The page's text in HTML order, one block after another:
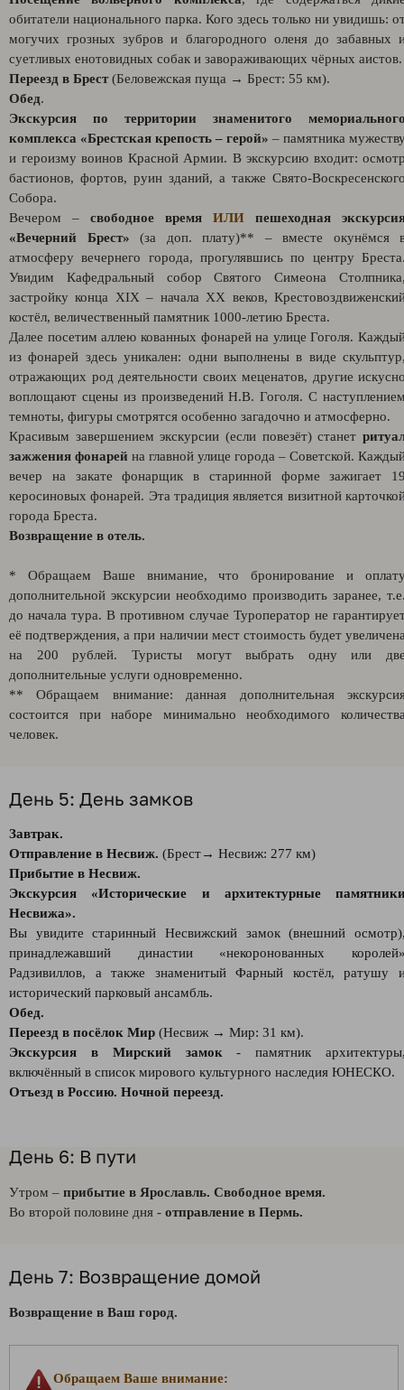
обитатели национального парка. Кого здесь только ни увидишь:
могучих грозных зубров и благородного оленя до забавных
суетливых енотовидных собак и завораживающих чёрных аистов.
Переезд в Брест(Беловежская пуща → Брест: 55 км).
Обед.
Экскурсия по территории знаменитого
комплекса «Брестская крепость – герой» – памятника
и героизму воинов Красной Армии. В экскурсию входит:
бастионов, фортов, руин зданий, а также Свято-
Собора.
Вечером – свободное время ИЛИ пешеходная
«Вечерний Брест» (за доп. плату)** – вместе окунёмся
атмосферу вечернего города, прогулявшись по центру
Увидим Кафедральный собор Святого Симеона
застройку конца XIX – начала XX веков,
костёл, величественный памятник 1000-летию Бреста.
Далее посетим аллею кованных фонарей на улице Гоголя.
из фонарей здесь уникален: одни выполнены в виде
отражающих род деятельности своих меценатов, другие
воплощают сцены из произведений Н.В. Гоголя. С
темноты, фигуры смотрятся особенно загадочно и атмосферно.
Красивым завершением экскурсии (если повезёт) станет
зажжения фонарей на главной улице города – Советской.
вечер на закате фонарщик в старинной форме зажигает
керосиновых фонарей. Эта традиция является визитной
города Бреста.
Возвращение в отель.
* Обращаем Ваше внимание, что бронирование и
дополнительной экскурсии необходимо производить заранее,
до начала тура. В противном случае Туроператор не
её подтверждения, а при наличии мест стоимость будет
на 200 рублей. Туристы могут выбрать одну или
дополнительные услуги одновременно.
** Обращаем внимание: данная дополнительная
состоится при наборе минимально необходимого
человек.
День 5: День замков
Завтрак.
Отправление в Несвиж. (Брест→ Несвиж: 277 км)
Прибытие в Несвиж.
Экскурсия «Исторические и архитектурные
Несвижа».
Вы увидите старинный Несвижский замок (внешний
принадлежавший династии «некоронованных
Радзивиллов, а также знаменитый Фарный костёл, ратушу
исторический парковый ансамбль.
Обед.
Переезд в посёлок Мир (Несвиж → Мир: 31 км).
Экскурсия в Мирский замок - памятник
включённый в список мирового культурного наследия ЮНЕСКО.
Отъезд в Россию. Ночной переезд.
День 6: В пути
Утром – прибытие в Ярославль. Свободное время.
Во второй половине дня - отправление в Пермь.
День 7: Возвращение домой
Возвращение в Ваш город.
Обращаем Ваше внимание: